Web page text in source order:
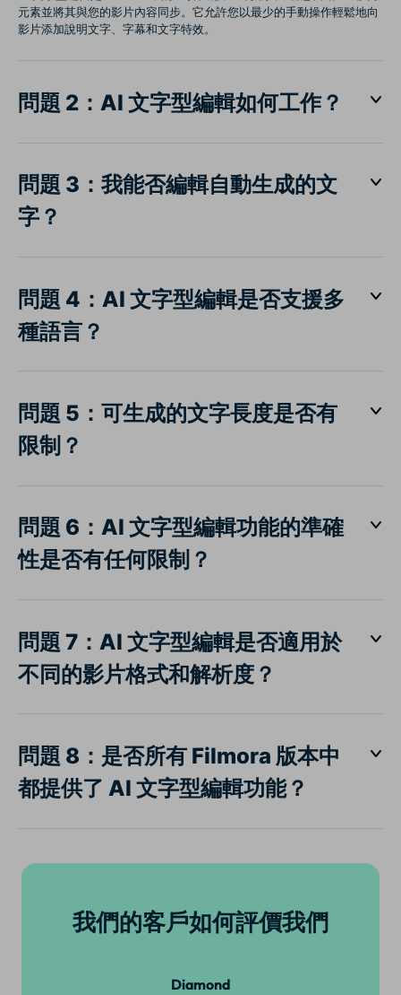
元素並將其與您的影片內容同步。它允許您以最少的手動操作輕鬆地向
影片添加說明文字、字幕和文字特效。
問題 2：AI 文字型編輯如何工作？
問題 3：我能否編輯自動生成的文
字？
問題 4：AI 文字型編輯是否支援多
種語言？
問題 5：可生成的文字長度是否有
限制？
問題 6：AI 文字型編輯功能的準確
性是否有任何限制？
問題 7：AI 文字型編輯是否適用於
不同的影片格式和解析度？
問題 8：是否所有 Filmora 版本中
都提供了 AI 文字型編輯功能？
我們的客戶如何評價我們
David